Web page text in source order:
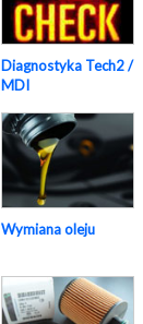
Diagnostyka Tech2 /
MDI
Wymiana oleju